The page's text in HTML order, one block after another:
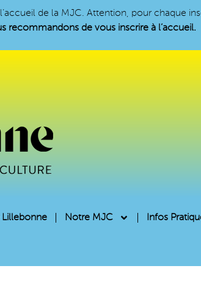
de la MJC. Attention, pour chaque
recommandons de vous inscrire à l’accueil.
Lillebonne Notre MJC Infos